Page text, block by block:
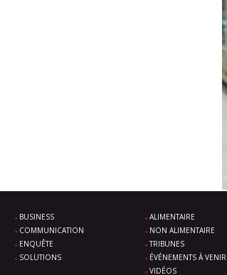
BUSINESS
COMMUNICATION
ENQUÊTE
SOLUTIONS
ALIMENTAIRE
NON ALIMENTAIRE
TRIBUNES
ÉVÉNEMENTS À VENIR
VIDÉOS